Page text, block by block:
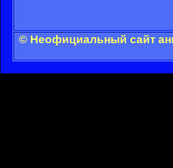
© Неофициальный сайт